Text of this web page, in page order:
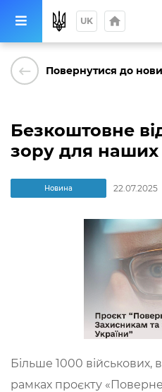
UK home
keyboard_backspace Повернутися до
Безкоштовне
зору для наших
Новина 22.07.2025
Більше 1000 військових,
рамках проєкту